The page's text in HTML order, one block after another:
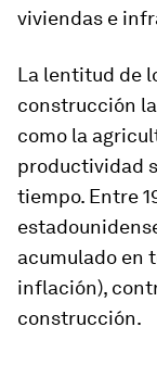
viviendas e
La lentitud de
construcción
como la
productividad
tiempo. Entre
acumulado en
inflación),
construcción.